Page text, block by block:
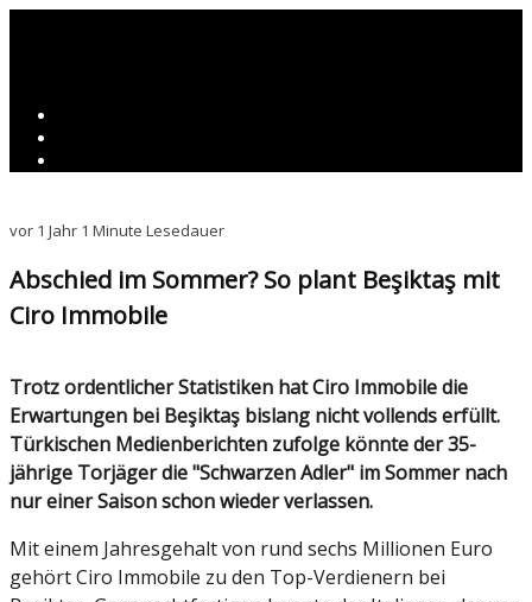
vor 1 Jahr 1 Minute Lesedauer
Abschied im Sommer? So plant Beşiktaş mit
Ciro Immobile
Trotz ordentlicher Statistiken hat Ciro Immobile die
Erwartungen bei Beşiktaş bislang nicht vollends erfüllt.
Türkischen Medienberichten zufolge könnte der 35-
jährige Torjäger die "Schwarzen Adler" im Sommer nach
nur einer Saison schon wieder verlassen.
Mit einem Jahresgehalt von rund sechs Millionen Euro
gehört Ciro Immobile zu den Top-Verdienern bei